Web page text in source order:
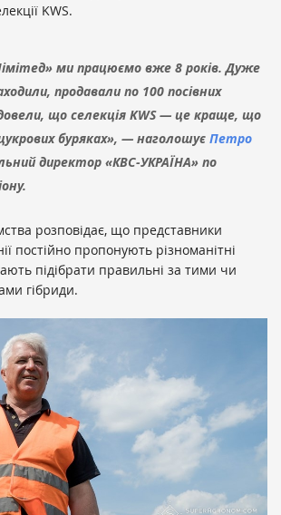
KWS.
ми працюємо вже 8 років. Дуже
продавали по 100 посівних
що селекція KWS — це краще, що
буряках», — наголошує Петро
директор «КВС-УКРАЇНА» по
розповідає, що представники
постійно пропонують різноманітні
підібрати правильні за тими чи
гібриди.